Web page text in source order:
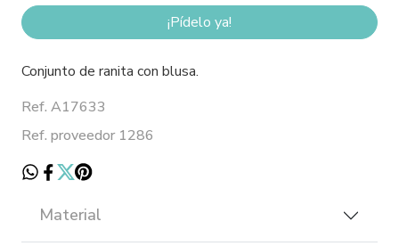
¡Pídelo ya!
Conjunto de ranita con blusa.
Ref. A17633
Ref. proveedor 1286
Material